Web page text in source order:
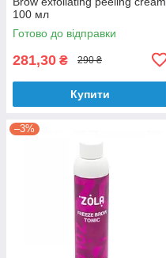
100 мл
Готово до відправки
281,30 ₴ 290 ₴
Купити
–3%